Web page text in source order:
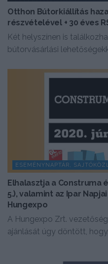
Otthon Bútorkiállítás
részvételével + 30 éves
Két helyszínen is
bútorvásárlási
ESEMÉNYNAPTÁR,
Elhalasztja a Construma
5.), valamint az Ipar
Hungexpo
A Hungexpo Zrt.
ajánlását úgy döntött,